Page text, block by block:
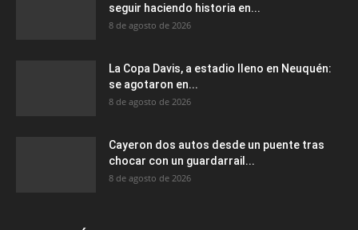
seguir haciendo historia en...
8 de agosto de 2026
La Copa Davis, a estadio lleno en Neuquén:
se agotaron en...
8 de agosto de 2026
Cayeron dos autos desde un puente tras
chocar con un guardarrail...
8 de agosto de 2026